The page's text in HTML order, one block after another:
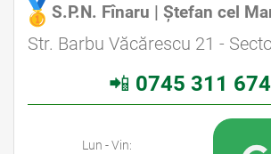
S.P.N. Fînaru | Ștefan cel
Str. Barbu Văcărescu 21 -
📲 0745 311 674
Lun - Vin: